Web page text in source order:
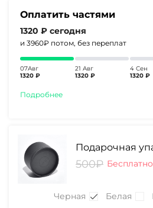
Оплатить частями
1320 ₽ сегодня
и 3960₽ потом, без переплат
07Авг
1320 ₽
21 Авг
1320 ₽
4 Сен
1320 ₽
Подробнее
Подарочная
500₽ Бесплатно
Черная Белая